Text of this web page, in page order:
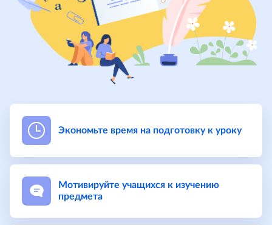
Экономьте время на подготовку к уроку
Мотивируйте учащихся к изучению
предмета